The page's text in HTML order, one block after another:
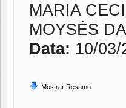
MARIA
MOYSÉS
Data: 10/03/
Mostrar Resumo